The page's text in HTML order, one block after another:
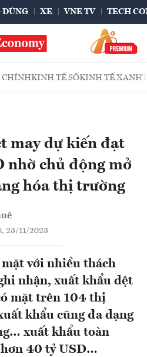
DÙNG XE VNE TV TECH
CHÍNHKINH TẾ SỐKINH TẾ XANH
may dự kiến đạt
nhờ chủ động mở
hóa thị trường
23/11/2023
với nhiều thách
nhận, xuất khẩu dệt
mặt trên 104 thị
khẩu cũng đa dạng
xuất khẩu toàn
40 tỷ USD…